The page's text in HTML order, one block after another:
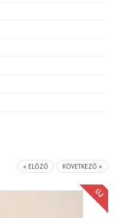
« ELŐZŐ KÖVETKEZŐ »
ÚJ